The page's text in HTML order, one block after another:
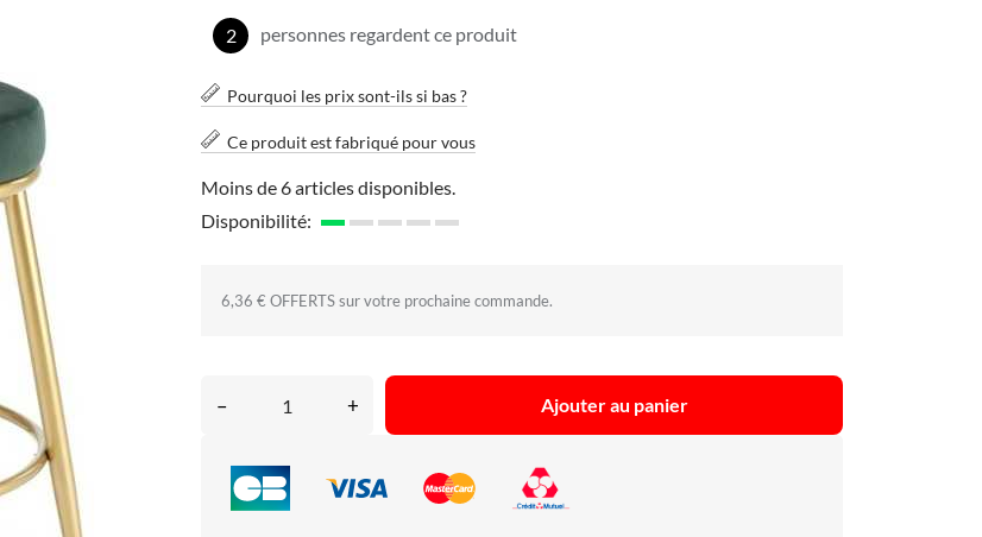
2 personnes regardent ce produit
Pourquoi les prix sont-ils si bas ?
Ce produit est fabriqué pour vous
Moins de 6 articles disponibles.
Disponibilité:
6,36 € OFFERTS sur votre prochaine commande.
– + Ajouter au panier